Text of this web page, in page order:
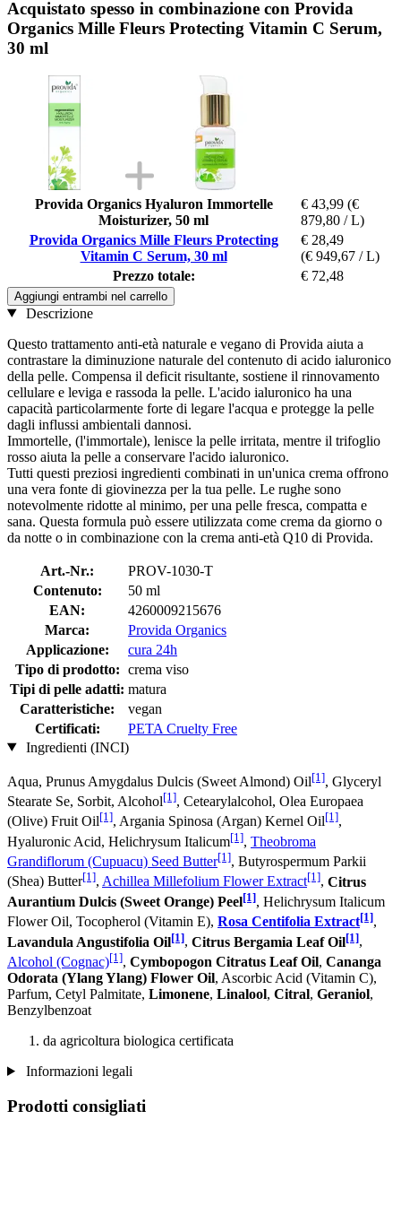
Acquistato spesso in combinazione con Provida
Organics Mille Fleurs Protecting Vitamin C Serum,
30 ml
Provida Organics Hyaluron Immortelle
Moisturizer, 50 ml
€ 43,99 (€
879,80 / L)
Provida Organics Mille Fleurs Protecting
Vitamin C Serum, 30 ml
€ 28,49
(€ 949,67 / L)
Prezzo totale:
€ 72,48
Aggiungi entrambi nel carrello
Descrizione
Questo trattamento anti-età naturale e vegano di Provida aiuta a
contrastare la diminuzione naturale del contenuto di acido ialuronico
della pelle. Compensa il deficit risultante, sostiene il rinnovamento
cellulare e leviga e rassoda la pelle. L'acido ialuronico ha una
capacità particolarmente forte di legare l'acqua e protegge la pelle
dagli influssi ambientali dannosi.
Immortelle, (l'immortale), lenisce la pelle irritata, mentre il trifoglio
rosso aiuta la pelle a conservare l'acido ialuronico.
Tutti questi preziosi ingredienti combinati in un'unica crema offrono
una vera fonte di giovinezza per la tua pelle. Le rughe sono
notevolmente ridotte al minimo, per una pelle fresca, compatta e
sana. Questa formula può essere utilizzata come crema da giorno o
da notte o in combinazione con la crema anti-età Q10 di Provida.
Art.-Nr.:
PROV-1030-T
Contenuto:
50 ml
EAN:
4260009215676
Marca:
Provida Organics
Applicazione:
cura 24h
Tipo di prodotto: crema viso
Tipi di pelle adatti: matura
Caratteristiche:
vegan
Certificati:
PETA Cruelty Free
Ingredienti (INCI)
Aqua, Prunus Amygdalus Dulcis (Sweet Almond) Oil[1], Glyceryl
Stearate Se, Sorbit, Alcohol[1], Cetearylalcohol, Olea Europaea
(Olive) Fruit Oil[1], Argania Spinosa (Argan) Kernel Oil[1],
Hyaluronic Acid, Helichrysum Italicum[1], Theobroma
Grandiflorum (Cupuacu) Seed Butter[1], Butyrospermum Parkii
(Shea) Butter[1], Achillea Millefolium Flower Extract[1], Citrus
Aurantium Dulcis (Sweet Orange) Peel[1], Helichrysum Italicum
Flower Oil, Tocopherol (Vitamin E), Rosa Centifolia Extract[1],
Lavandula Angustifolia Oil[1], Citrus Bergamia Leaf Oil[1],
Alcohol (Cognac)[1], Cymbopogon Citratus Leaf Oil, Cananga
Odorata (Ylang Ylang) Flower Oil, Ascorbic Acid (Vitamin C),
Parfum, Cetyl Palmitate, Limonene, Linalool, Citral, Geraniol,
Benzylbenzoat
da agricoltura biologica certificata
Informazioni legali
Prodotti consigliati